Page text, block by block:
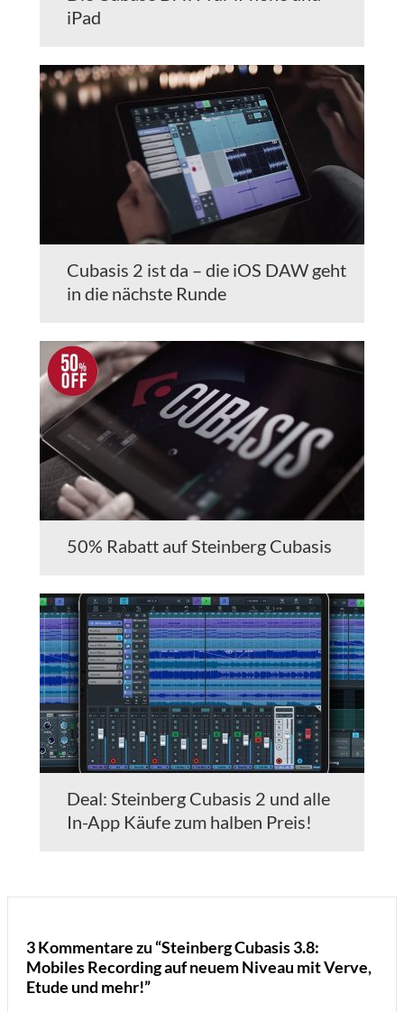
iPad
Cubasis 2 ist da – die iOS DAW geht
in die nächste Runde
50% Rabatt auf Steinberg Cubasis
Deal: Steinberg Cubasis 2 und alle
In-App Käufe zum halben Preis!
3 Kommentare zu “Steinberg Cubasis 3.8:
Mobiles Recording auf neuem Niveau mit Verve,
Etude und mehr!”